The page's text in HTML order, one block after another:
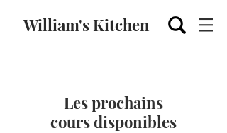
William's Kitchen
Les prochains
cours disponibles